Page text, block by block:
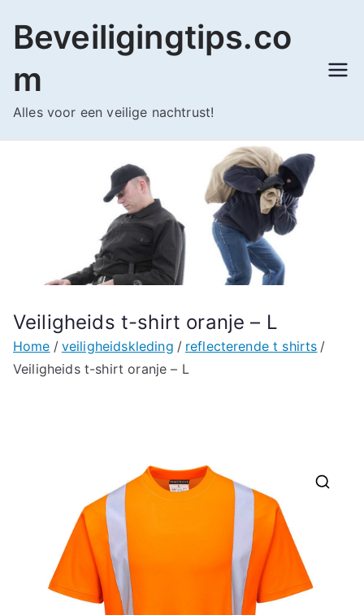
naar
inhoud
Beveiligingtips.co
m
Alles voor een veilige nachtrust!
Veiligheids t-shirt oranje – L
Home veiligheidskleding
reflecterende t shirts
Veiligheids t-shirt oranje – L